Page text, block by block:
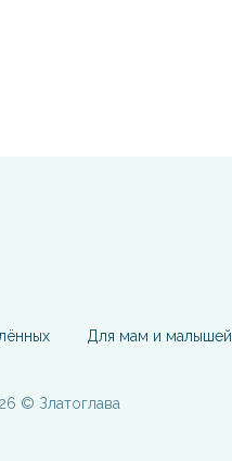
Для мам и малышей
© Златоглава